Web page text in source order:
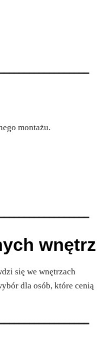
montażu.
wnętrz
się we wnętrzach
dla osób, które cenią